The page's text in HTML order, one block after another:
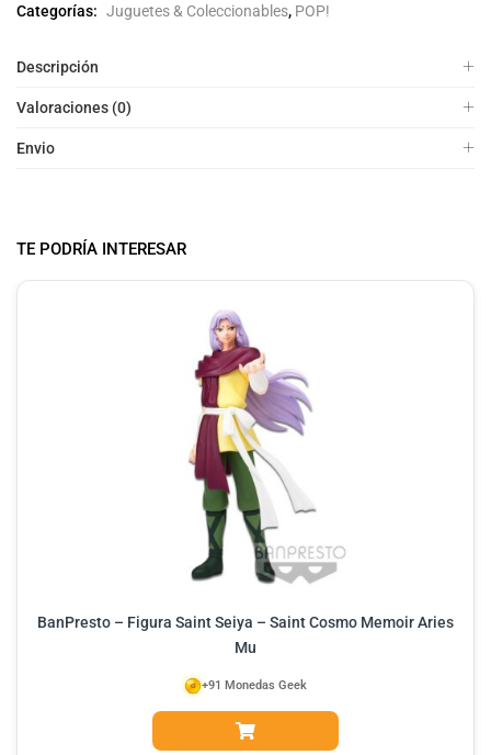
Categorías: Juguetes & Coleccionables, POP!
Descripción
Valoraciones (0)
Envio
TE PODRÍA INTERESAR
BanPresto – Figura Saint Seiya – Saint Cosmo Memoir Aries
Mu
+91 Monedas Geek